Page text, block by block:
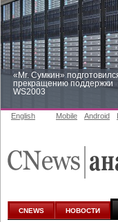
«Mr. Сумкин»
прекращению поддержки
WS2003
аналитике
English Mobile Android
CNEWS НОВОСТИ